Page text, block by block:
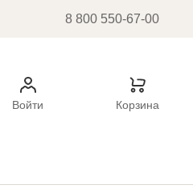
8 800 550-67-00
Войти Корзина